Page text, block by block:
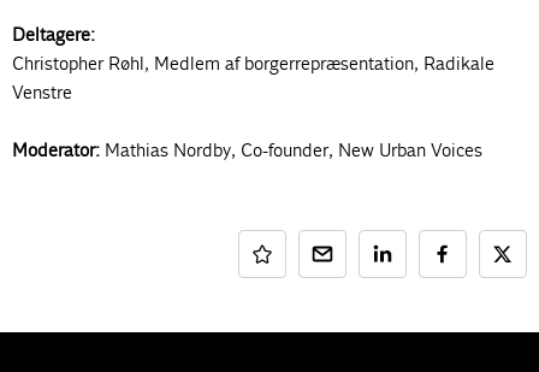
Deltagere:
Christopher Røhl, Medlem af borgerrepræsentation, Radikale
Venstre
Moderator: Mathias Nordby, Co-founder, New Urban Voices